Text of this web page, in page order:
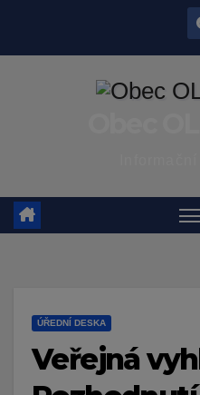
ÚŘEDNÍ DESKA
Veřejná